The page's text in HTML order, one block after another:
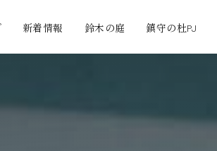
新着情報 鈴木の庭 鎮守の杜PJ